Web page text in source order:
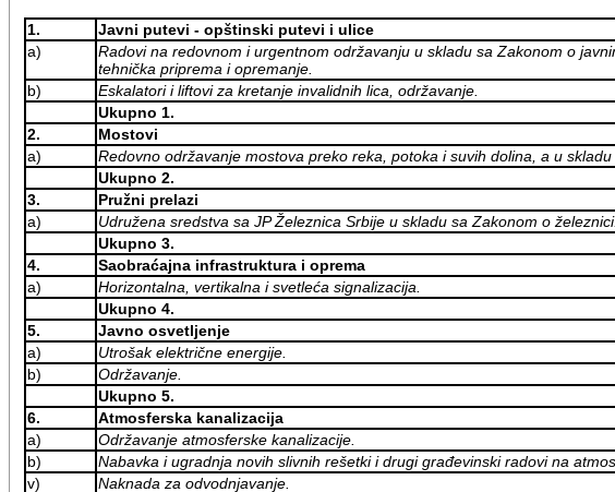
1.
Javni putevi - opštinski putevi i ulice
a)
Radovi na redovnom i urgentnom održavanju u skladu sa Zakonom o
tehnička priprema i opremanje.
b)
Eskalatori i liftovi za kretanje invalidnih lica, održavanje.
Ukupno 1.
2.
Mostovi
a)
Redovno održavanje mostova preko reka, potoka i suvih dolina, a u
Ukupno 2.
3.
Pružni prelazi
a)
Udružena sredstva sa JP Železnica Srbije u skladu sa Zakonom o železnici.
Ukupno 3.
4.
Saobraćajna infrastruktura i oprema
a)
Horizontalna, vertikalna i svetleća signalizacija.
Ukupno 4.
5.
Javno osvetljenje
a)
Utrošak električne energije.
b)
Održavanje.
Ukupno 5.
6.
Atmosferska kanalizacija
a)
Održavanje atmosferske kanalizacije.
b)
Nabavka i ugradnja novih slivnih rešetki i drugi građevinski radovi na
v)
Naknada za odvodnjavanje.